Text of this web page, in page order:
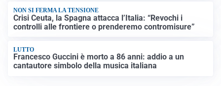
NON SI FERMA LA TENSIONE
Crisi Ceuta, la Spagna attacca l’Italia: “Revochi i
controlli alle frontiere o prenderemo contromisure”
LUTTO
Francesco Guccini è morto a 86 anni: addio a un
cantautore simbolo della musica italiana